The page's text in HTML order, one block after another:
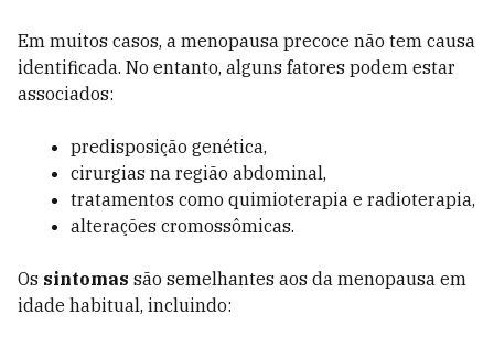
Em muitos casos, a menopausa precoce não tem causa
identificada. No entanto, alguns fatores podem estar
associados:
predisposição genética,
cirurgias na região abdominal,
tratamentos como quimioterapia e radioterapia,
alterações cromossômicas.
Os sintomas são semelhantes aos da menopausa em
idade habitual, incluindo: